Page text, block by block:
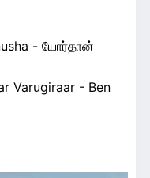
- யோர்தான்
Varugiraar - Ben